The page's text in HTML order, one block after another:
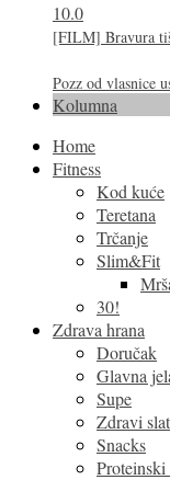
10.0
[FILM] Bravura
Pozz od vlasnice
Kolumna
Home
Fitness
Kod kuće
Teretana
Trčanje
Slim&Fit
30!
Zdrava hrana
Doručak
Glavna
Supe
Zdravi
Snacks
Proteinski